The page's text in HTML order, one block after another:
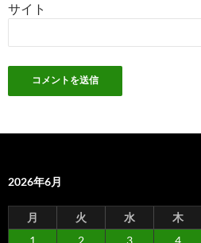
サイト
2026年6月
月 火 水 木
1
2 3 4